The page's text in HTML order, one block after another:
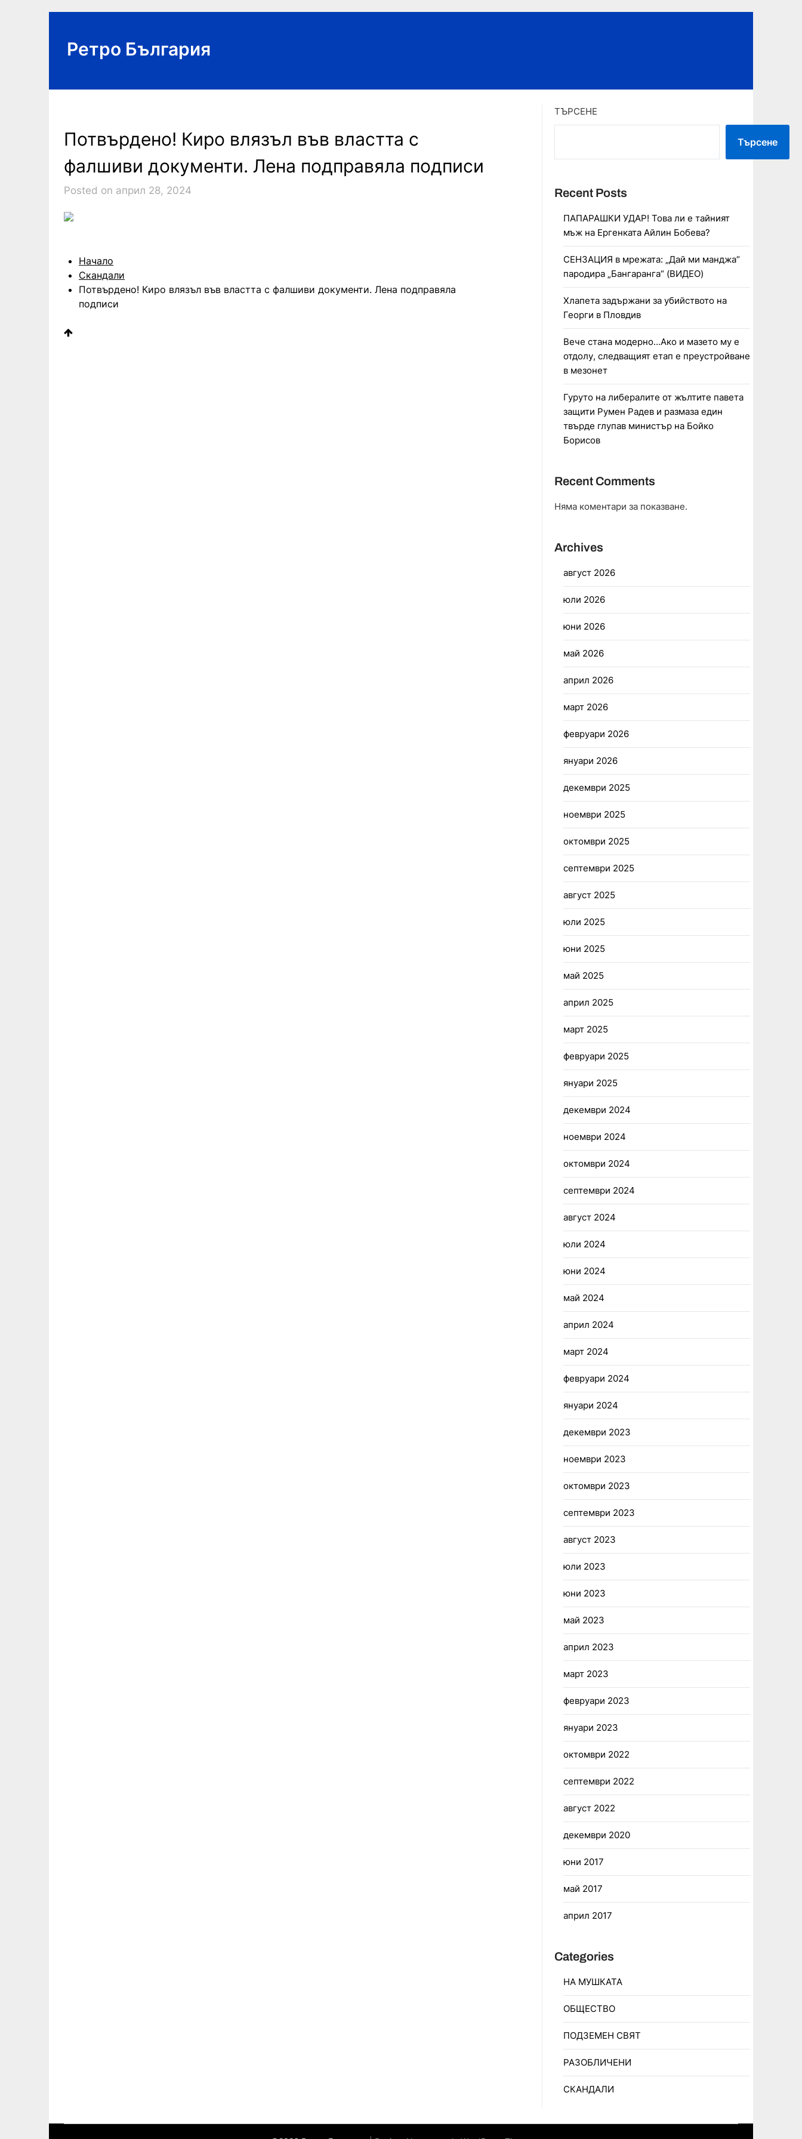
Ретро България
Потвърдено! Киро влязъл във властта с
фалшиви документи. Лена подправяла подписи
Posted on април 28, 2024
Начало
Скандали
Потвърдено! Киро влязъл във властта с фалшиви документи. Лена подправяла
подписи
ТЪРСЕНЕ
Търсене
Recent Posts
ПАПАРАШКИ УДАР! Това ли е тайният
мъж на Ергенката Айлин Бобева?
СЕНЗАЦИЯ в мрежата: „Дай ми манджа“
пародира „Бангаранга“ (ВИДЕО)
Хлапета задържани за убийството на
Георги в Пловдив
Вече стана модерно…Ако и мазето му е
отдолу, следващият етап е преустройване
в мезонет
Гуруто на либералите от жълтите павета
защити Румен Радев и размаза един
твърде глупав министър на Бойко
Борисов
Recent Comments
Няма коментари за показване.
Archives
август 2026
юли 2026
юни 2026
май 2026
април 2026
март 2026
февруари 2026
януари 2026
декември 2025
ноември 2025
октомври 2025
септември 2025
август 2025
юли 2025
юни 2025
май 2025
април 2025
март 2025
февруари 2025
януари 2025
декември 2024
ноември 2024
октомври 2024
септември 2024
август 2024
юли 2024
юни 2024
май 2024
април 2024
март 2024
февруари 2024
януари 2024
декември 2023
ноември 2023
октомври 2023
септември 2023
август 2023
юли 2023
юни 2023
май 2023
април 2023
март 2023
февруари 2023
януари 2023
октомври 2022
септември 2022
август 2022
декември 2020
юни 2017
май 2017
април 2017
Categories
НА МУШКАТА
ОБЩЕСТВО
ПОДЗЕМЕН СВЯТ
РАЗОБЛИЧЕНИ
СКАНДАЛИ